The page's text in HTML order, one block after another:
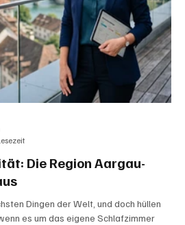
Die Region Aargau-
Dingen der Welt, und doch hüllen
es um das eigene Schlafzimmer